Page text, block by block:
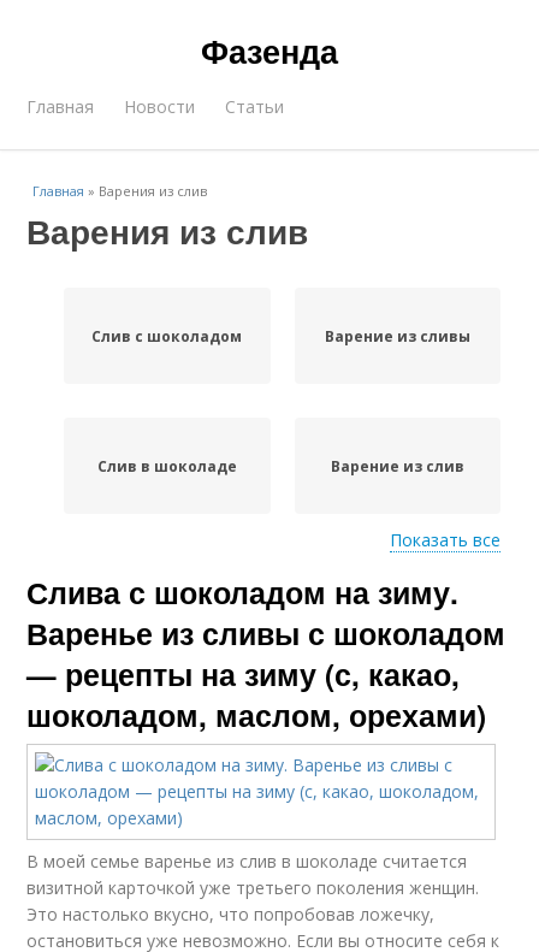
Фазенда
Главная Новости Статьи
Главная » Варения из слив
Варения из слив
Слив с шоколадом Варение из сливы
Слив в шоколаде Варение из слив
Сливы в шоколаде Джемы из сливы
Шоколадное варение
Слив со сливочным
маслом
Варение на зиму Вкусное варение
Показать все
Слива с шоколадом на зиму.
Варенье из сливы с шоколадом
— рецепты на зиму (с, какао,
шоколадом, маслом, орехами)
В моей семье варенье из слив в шоколаде считается
визитной карточкой уже третьего поколения женщин.
Это настолько вкусно, что попробовав ложечку,
остановиться уже невозможно. Если вы относите себя к